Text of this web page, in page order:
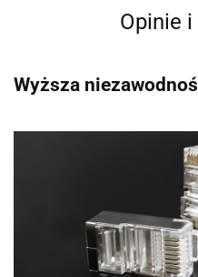
Opinie
Wyższa